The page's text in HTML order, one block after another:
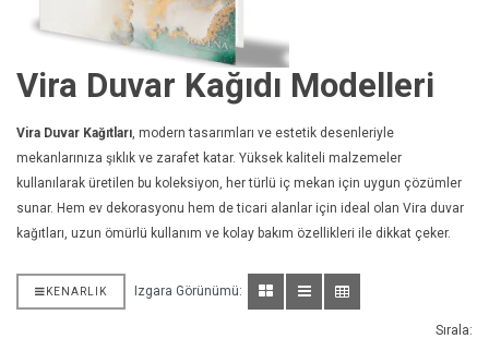
Vira Duvar Kağıdı Modelleri
Vira Duvar Kağıtları, modern tasarımları ve estetik desenleriyle
mekanlarınıza şıklık ve zarafet katar. Yüksek kaliteli malzemeler
kullanılarak üretilen bu koleksiyon, her türlü iç mekan için uygun çözümler
sunar. Hem ev dekorasyonu hem de ticari alanlar için ideal olan Vira duvar
kağıtları, uzun ömürlü kullanım ve kolay bakım özellikleri ile dikkat çeker.
KENARLIK Izgara Görünümü:
Sırala: